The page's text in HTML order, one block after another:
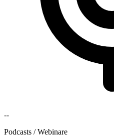
--
Podcasts / Webinare